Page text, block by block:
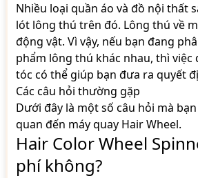
Nhiều loại quần áo và đồ nội thất
lót lông thú trên đó. Lông thú về
động vật. Vì vậy, nếu bạn đang
phẩm lông thú khác nhau, thì việc
tóc có thể giúp bạn đưa ra quyết
Các câu hỏi thường gặp
Dưới đây là một số câu hỏi mà
quan đến máy quay Hair Wheel.
Hair Color Wheel
phí không?